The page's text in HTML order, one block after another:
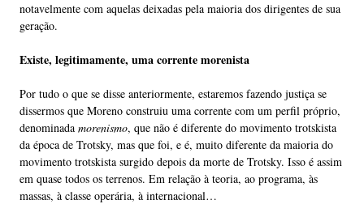
notavelmente com aquelas deixadas pela maioria dos dirigentes de sua
geração.
Existe, legitimamente, uma corrente morenista
Por tudo o que se disse anteriormente, estaremos fazendo justiça se
dissermos que Moreno construiu uma corrente com um perfil próprio,
denominada morenismo, que não é diferente do movimento trotskista
da época de Trotsky, mas que foi, e é, muito diferente da maioria do
movimento trotskista surgido depois da morte de Trotsky. Isso é assim
em quase todos os terrenos. Em relação à teoria, ao programa, às
massas, à classe operária, à internacional…